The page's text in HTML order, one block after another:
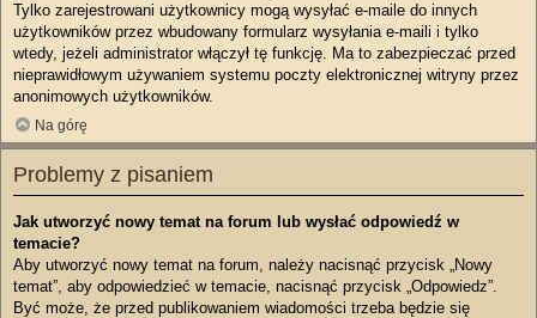
Tylko zarejestrowani użytkownicy mogą wysyłać e-maile do innych
użytkowników przez wbudowany formularz wysyłania e-maili i tylko
wtedy, jeżeli administrator włączył tę funkcję. Ma to zabezpieczać przed
nieprawidłowym używaniem systemu poczty elektronicznej witryny przez
anonimowych użytkowników.
Na górę
Problemy z pisaniem
Jak utworzyć nowy temat na forum lub wysłać odpowiedź w
temacie?
Aby utworzyć nowy temat na forum, należy nacisnąć przycisk „Nowy
temat”, aby odpowiedzieć w temacie, nacisnąć przycisk „Odpowiedz”.
Być może, że przed publikowaniem wiadomości trzeba będzie się